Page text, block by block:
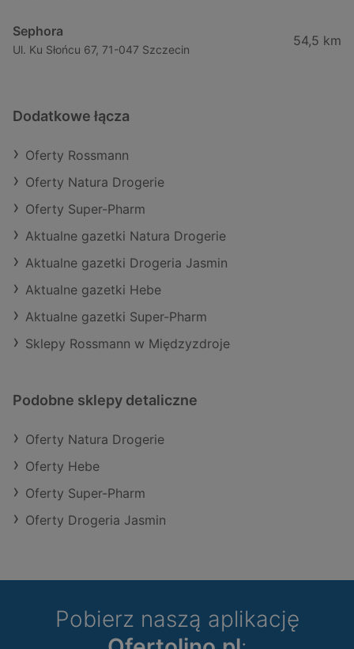
Sephora
Ul. Ku Słońcu 67, 71-047 Szczecin
54,5 km
Dodatkowe łącza
Oferty Rossmann
Oferty Natura Drogerie
Oferty Super-Pharm
Aktualne gazetki Natura Drogerie
Aktualne gazetki Drogeria Jasmin
Aktualne gazetki Hebe
Aktualne gazetki Super-Pharm
Sklepy Rossmann w Międzyzdroje
Podobne sklepy detaliczne
Oferty Natura Drogerie
Oferty Hebe
Oferty Super-Pharm
Oferty Drogeria Jasmin
Pobierz naszą aplikację